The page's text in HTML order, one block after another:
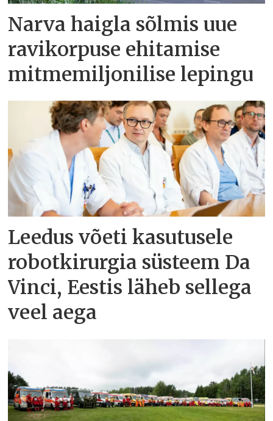
Narva haigla sõlmis uue
ravikorpuse ehitamise
mitmemiljonilise lepingu
Leedus võeti kasutusele
robotkirurgia süsteem Da
Vinci, Eestis läheb sellega
veel aega